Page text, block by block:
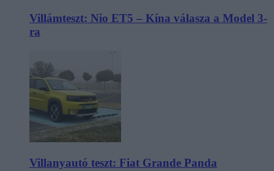
Villámteszt: Nio ET5 – Kína válasza a Model 3-
ra
Villanyautó teszt: Fiat Grande Panda